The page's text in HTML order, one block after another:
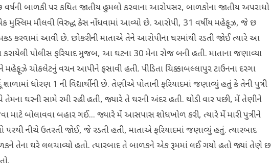
વર્ષની બાળકી પર કથિત જાતીય હુમલો કરવાના આરોપસર, બાળકોના જાતીય અપરાધો
મૌલવી વિરુદ્ધ કેસ નોંધવામાં આવ્યો છે. આરોપી, 31 વર્ષીય મહેફૂઝ, જે છ
કરવામાં આવી છે. છોકરીની માતાએ તેને આરોપીના ઘરમાંથી રડતી જોઈ ત્યારે આ
કરાયેલી પોલીસ ફરિયાદ મુજબ, આ ઘટના 30 મેના રોજ બની હતી. માતાના જણાવ્યા
ચોકલેટનું વચન આપીને ફસાવી હતી. પીડિતા ચિક્કાબલ્લાપુર ટાઉનના દરગા
ધોરણ 1 ની વિદ્યાર્થીની છે. તેણીએ પોતાની ફરિયાદમાં જણાવ્યું હતું કે તેની પુત્રી
ઘરની સામે રમી રહી હતી, જ્યારે તે ઘરની અંદર હતી. થોડી વાર પછી, મેં તેણીને
માટે બોલાવવા બહાર ગઈ... જ્યારે મેં આસપાસ શોધખોળ કરી, ત્યારે મેં મારી પુત્રીને
પરથી નીચે ઉતરતી જોઈ, જે રડતી હતી, માતાએ ફરિયાદમાં જણાવ્યું હતું. ત્યારબાદ
તેના ઘરે લલચાવ્યો હતો. ત્યારબાદ તે બાળકને એક રૂમમાં લઈ ગયો હતો જ્યાં તેણે છ